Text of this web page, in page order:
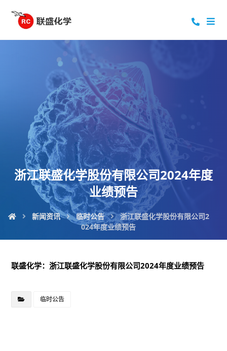
浙江联盛化学股份有限公司2024年度
业绩预告
新闻资讯 临时公告
浙江联盛化学股份有限公司2
024年度业绩预告
联盛化学：浙江联盛化学股份有限公司2024年度业绩预告
临时公告